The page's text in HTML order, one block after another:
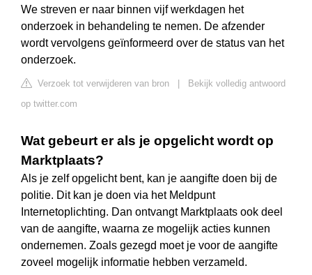
We streven er naar binnen vijf werkdagen het
onderzoek in behandeling te nemen. De afzender
wordt vervolgens geïnformeerd over de status van het
onderzoek.
Verzoek tot verwijderen van bron
Bekijk volledig antwoord
op twitter.com
Wat gebeurt er als je opgelicht wordt op
Marktplaats?
Als je zelf opgelicht bent, kan je aangifte doen bij de
politie. Dit kan je doen via het Meldpunt
Internetoplichting. Dan ontvangt Marktplaats ook deel
van de aangifte, waarna ze mogelijk acties kunnen
ondernemen. Zoals gezegd moet je voor de aangifte
zoveel mogelijk informatie hebben verzameld.